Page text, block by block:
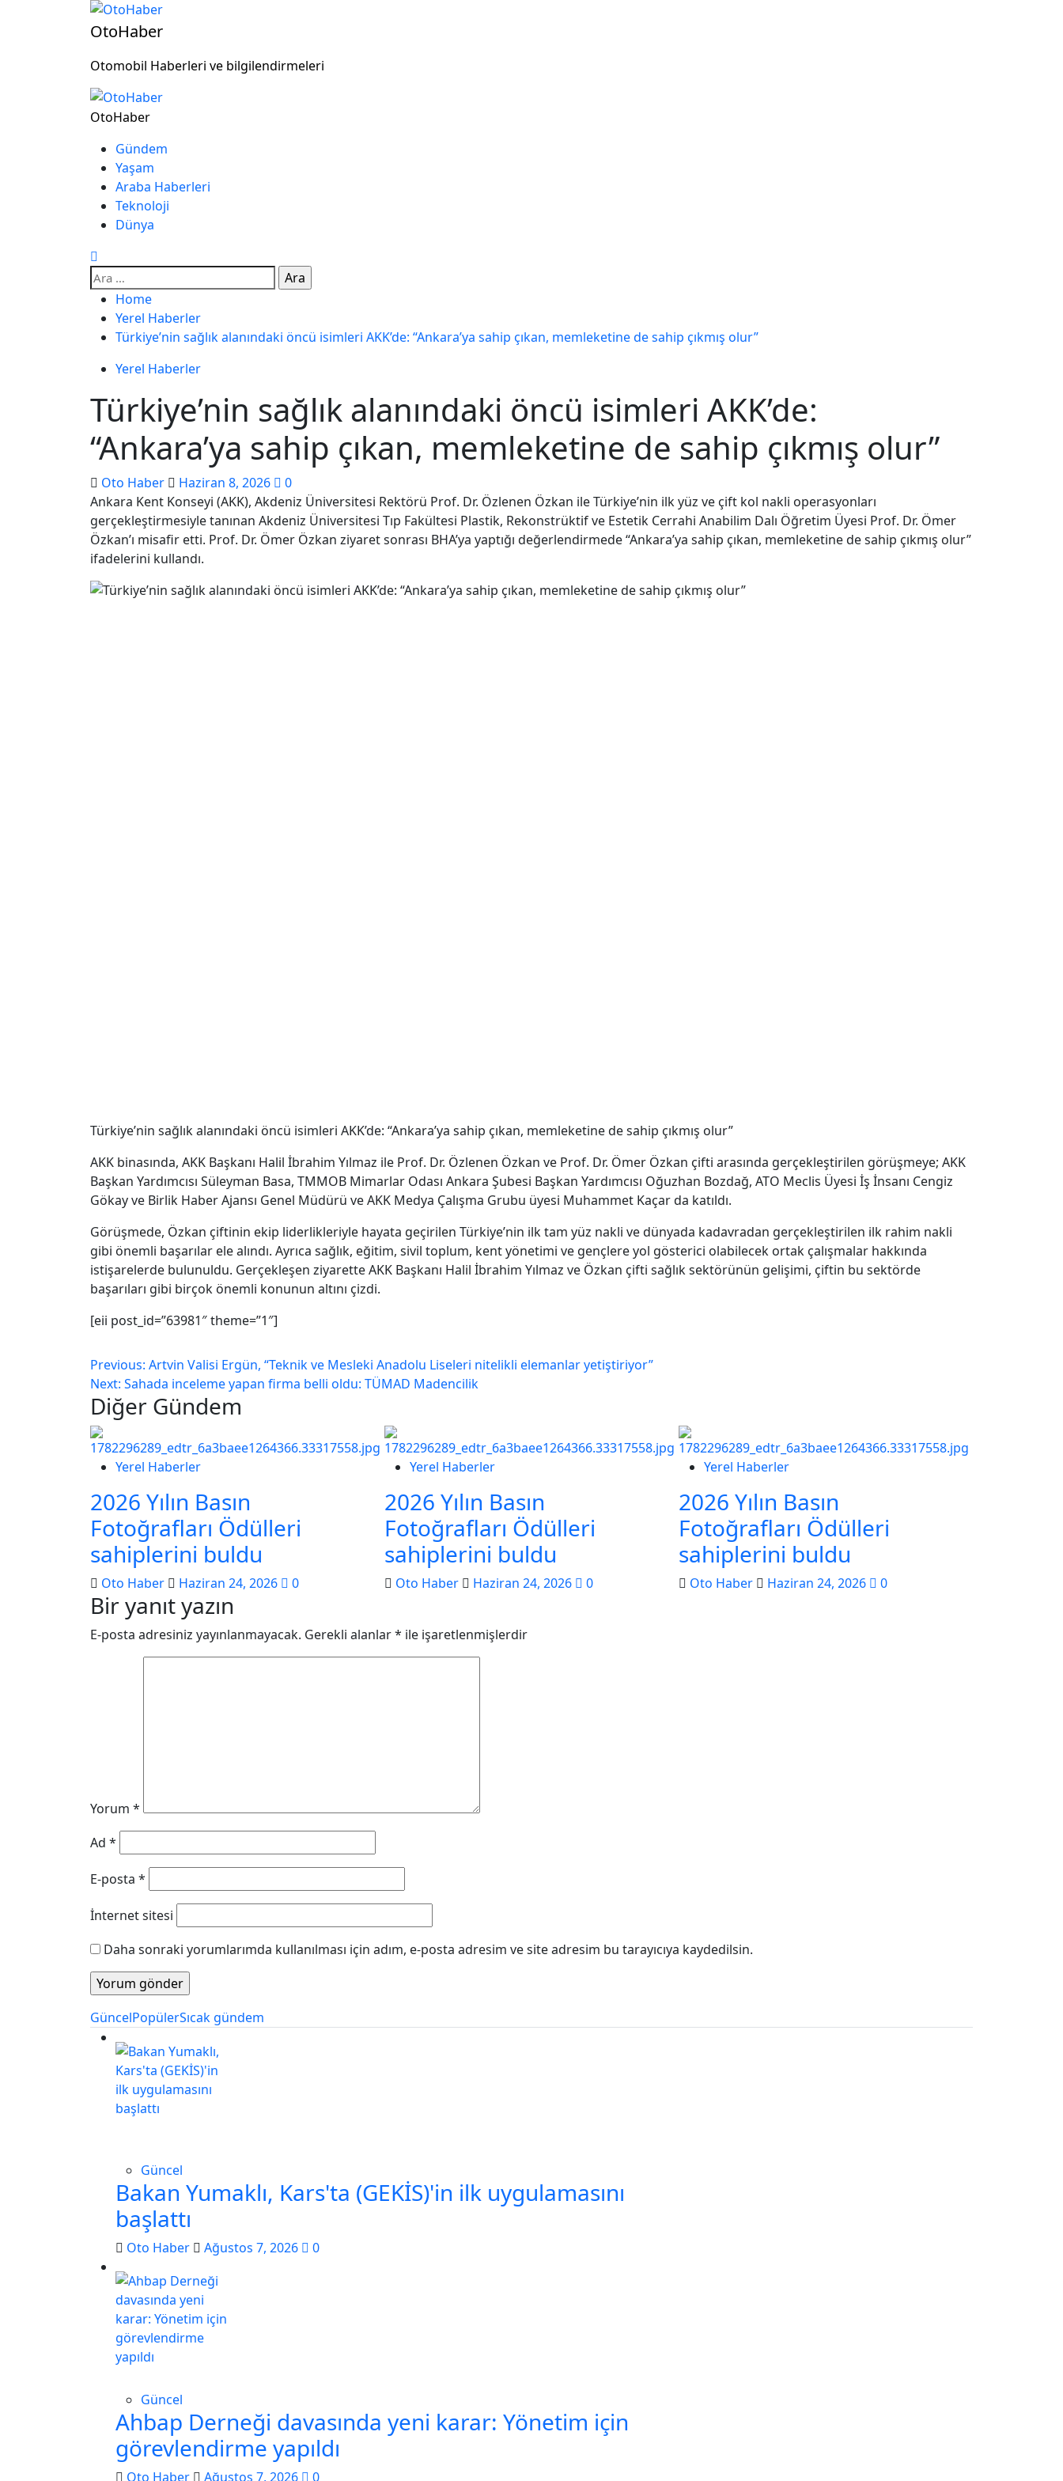
OtoHaber
Otomobil Haberleri ve bilgilendirmeleri
OtoHaber
Gündem
Yaşam
Araba Haberleri
Teknoloji
Dünya
Home
Yerel Haberler
Türkiye’nin sağlık alanındaki öncü isimleri AKK’de: “Ankara’ya sahip çıkan, memleketine de sahip çıkmış olur”
Yerel Haberler
Türkiye’nin sağlık alanındaki öncü isimleri AKK’de:
“Ankara’ya sahip çıkan, memleketine de sahip çıkmış olur”
Oto Haber Haziran 8, 2026
0
Ankara Kent Konseyi (AKK), Akdeniz Üniversitesi Rektörü Prof. Dr. Özlenen Özkan ile Türkiye’nin ilk yüz ve çift kol nakli operasyonları
gerçekleştirmesiyle tanınan Akdeniz Üniversitesi Tıp Fakültesi Plastik, Rekonstrüktif ve Estetik Cerrahi Anabilim Dalı Öğretim Üyesi Prof. Dr. Ömer
Özkan’ı misafir etti. Prof. Dr. Ömer Özkan ziyaret sonrası BHA’ya yaptığı değerlendirmede “Ankara’ya sahip çıkan, memleketine de sahip çıkmış olur”
ifadelerini kullandı.
Türkiye’nin sağlık alanındaki öncü isimleri AKK’de: “Ankara’ya sahip çıkan, memleketine de sahip çıkmış olur”
AKK binasında, AKK Başkanı Halil İbrahim Yılmaz ile Prof. Dr. Özlenen Özkan ve Prof. Dr. Ömer Özkan çifti arasında gerçekleştirilen görüşmeye; AKK
Başkan Yardımcısı Süleyman Basa, TMMOB Mimarlar Odası Ankara Şubesi Başkan Yardımcısı Oğuzhan Bozdağ, ATO Meclis Üyesi İş İnsanı Cengiz
Gökay ve Birlik Haber Ajansı Genel Müdürü ve AKK Medya Çalışma Grubu üyesi Muhammet Kaçar da katıldı.
Görüşmede, Özkan çiftinin ekip liderlikleriyle hayata geçirilen Türkiye’nin ilk tam yüz nakli ve dünyada kadavradan gerçekleştirilen ilk rahim nakli
gibi önemli başarılar ele alındı. Ayrıca sağlık, eğitim, sivil toplum, kent yönetimi ve gençlere yol gösterici olabilecek ortak çalışmalar hakkında
istişarelerde bulunuldu. Gerçekleşen ziyarette AKK Başkanı Halil İbrahim Yılmaz ve Özkan çifti sağlık sektörünün gelişimi, çiftin bu sektörde
başarıları gibi birçok önemli konunun altını çizdi.
[eii post_id=”63981″ theme=”1″]
Previous: Artvin Valisi Ergün, “Teknik ve Mesleki Anadolu Liseleri nitelikli elemanlar yetiştiriyor”
Next: Sahada inceleme yapan firma belli oldu: TÜMAD Madencilik
Diğer Gündem
Yerel Haberler
2026 Yılın Basın
Fotoğrafları Ödülleri
sahiplerini buldu
Oto Haber Haziran 24, 2026 0
Yerel Haberler
2026 Yılın Basın
Fotoğrafları Ödülleri
sahiplerini buldu
Oto Haber Haziran 24, 2026 0
Yerel Haberler
2026 Yılın Basın
Fotoğrafları Ödülleri
sahiplerini buldu
Oto Haber Haziran 24, 2026 0
Bir yanıt yazın
E-posta adresiniz yayınlanmayacak. Gerekli alanlar* ile işaretlenmişlerdir
Yorum *
Ad *
E-posta *
İnternet sitesi
Daha sonraki yorumlarımda kullanılması için adım, e-posta adresim ve site adresim bu tarayıcıya kaydedilsin.
GüncelPopülerSıcak gündem
Güncel
Bakan Yumaklı, Kars'ta (GEKİS)'in ilk uygulamasını
başlattı
Oto Haber Ağustos 7, 2026 0
Güncel
Ahbap Derneği davasında yeni karar: Yönetim için
görevlendirme yapıldı
Oto Haber Ağustos 7, 2026 0